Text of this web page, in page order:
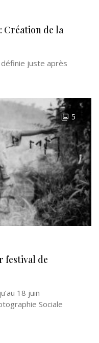
Création de la
définie juste après
5
festival de
18 juin
Sociale